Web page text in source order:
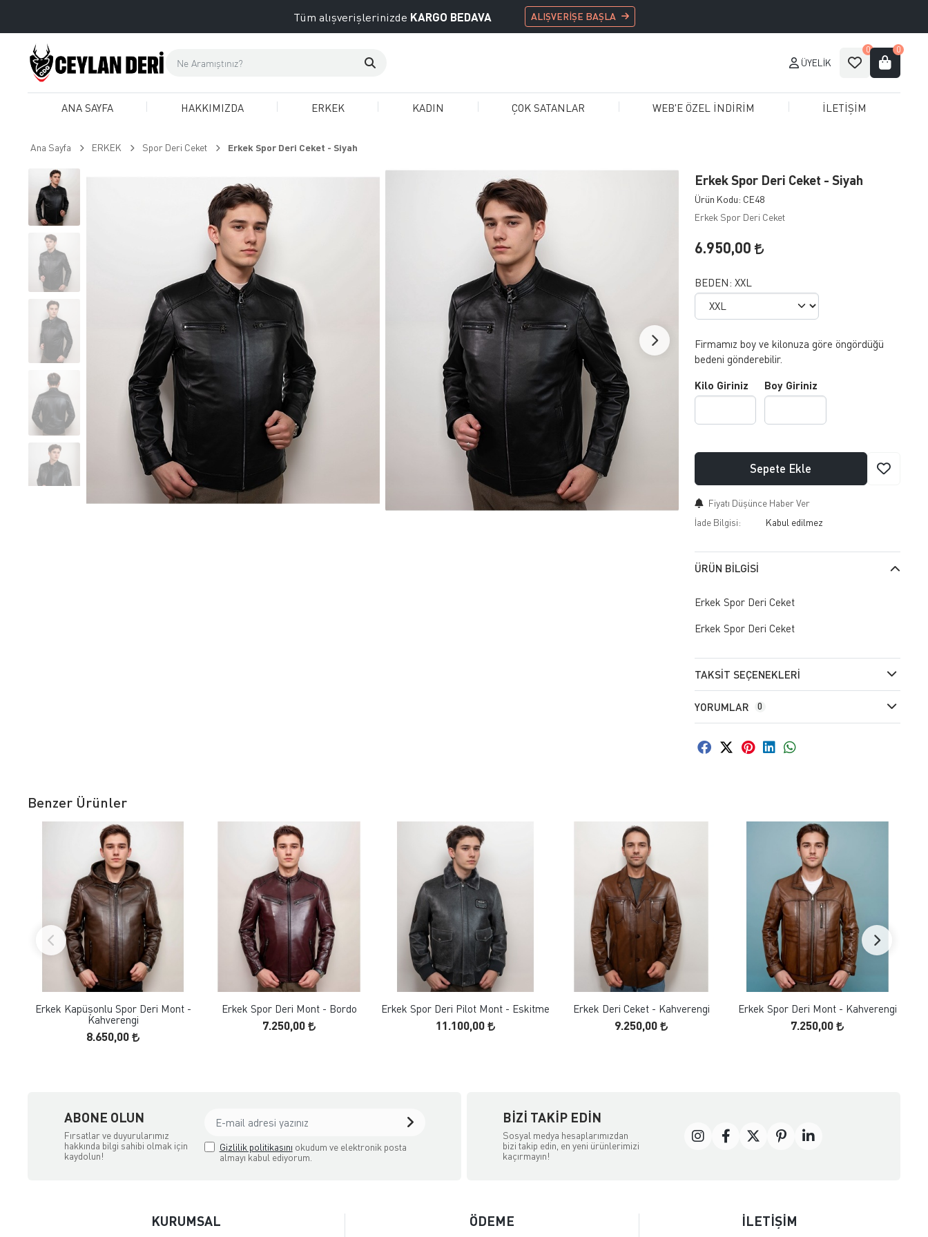
Tüm alışverişlerinizde KARGO BEDAVA ALIŞVERİŞE BAŞLA
ÜYELIK
0 0
ANA SAYFA HAKKIMIZDA ERKEK KADIN ÇOK SATANLAR WEB'E ÖZEL İNDİRİM İLETİŞİM
Ana Sayfa ERKEK Spor Deri Ceket Erkek Spor Deri Ceket - Siyah
Erkek Spor Deri Ceket - Siyah
Ürün Kodu: CE48
Erkek Spor Deri Ceket
6.950,00
BEDEN: XXL
Firmamız boy ve kilonuza göre öngördüğü
bedeni gönderebilir.
Kilo Giriniz Boy Giriniz
Sepete Ekle
Fiyatı Düşünce Haber Ver
İade Bilgisi:
ÜRÜN BILGISI
Erkek Spor Deri Ceket
Erkek Spor Deri Ceket
TAKSIT SEÇENEKLERI
YORUMLAR 0
Benzer Ürünler
FAVORILERE EKLE
ÜRÜN İNCELE
Erkek Kapüşonlu Spor Deri Mont -
Kahverengi
8.650,00
FAVORILERE EKLE
ÜRÜN İNCELE
Erkek Spor Deri Mont - Bordo
7.250,00
FAVORILERE EKLE
ÜRÜN İNCELE
Erkek Spor Deri Pilot Mont - Eskitme
11.100,00
FAVORILERE EKLE
ÜRÜN İNCELE
Erkek Deri Ceket - Kahverengi
9.250,00
FAVORILERE EKLE
ÜRÜN İNCELE
Erkek Spor Deri Mont - Kahverengi
7.250,00
ABONE OLUN
Fırsatlar ve duyurularımız
hakkında bilgi sahibi olmak için
kaydolun!
Gizlilik politikasını okudum ve elektronik posta
almayı kabul ediyorum.
BIZI TAKIP EDIN
Sosyal medya hesaplarımızdan
bizi takip edin, en yeni ürünlerimizi
kaçırmayın!
KURUMSAL ÖDEME İLETİŞİM